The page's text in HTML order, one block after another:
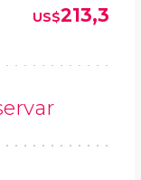
US$213,3